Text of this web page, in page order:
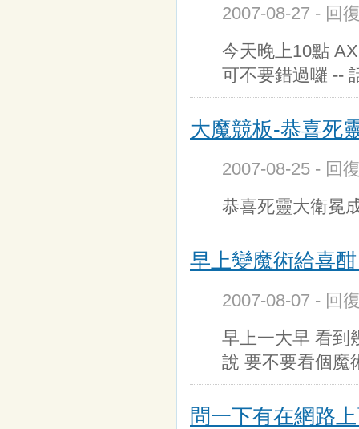
2007-08-27 - 回
今天晚上10點
可不要錯過囉 --
大魔競板-恭喜死
2007-08-25 - 回
恭喜死靈大衛冕
早上變魔術給喜
2007-08-07 - 回
早上一大早 看到
說 要不要看個魔
問一下有在網路